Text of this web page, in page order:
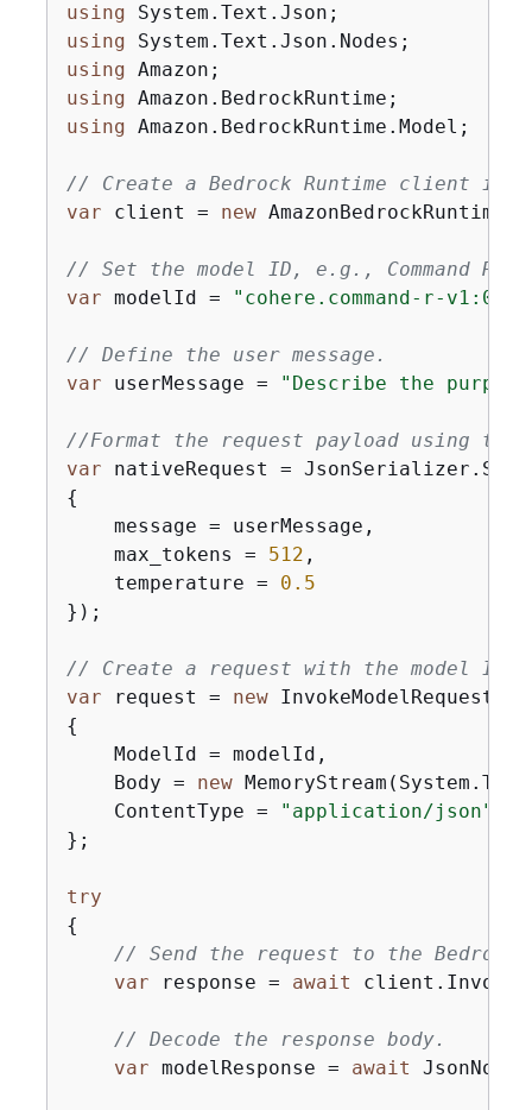
using
using
using
using
using Amazon.BedrockRuntime.Model;
// Create a Bedrock Runtime client in
var client = new
// Set the model ID, e.g., Command R.
var modelId = "cohere.command-r-v1:0"
// Define the user message.
var userMessage = "Describe the
//Format the request payload using
var nativeRequest =
{
    message = userMessage,
    max_tokens =
512 ,
    temperature =
0.5
});
// Create a request with the model ID
var request = new
{
    ModelId = modelId,
    Body =
new
    ContentType =
"application/json"
};
try
{
// Send the request to the Bedrock
var response = await
// Decode the response body.
var modelResponse = await